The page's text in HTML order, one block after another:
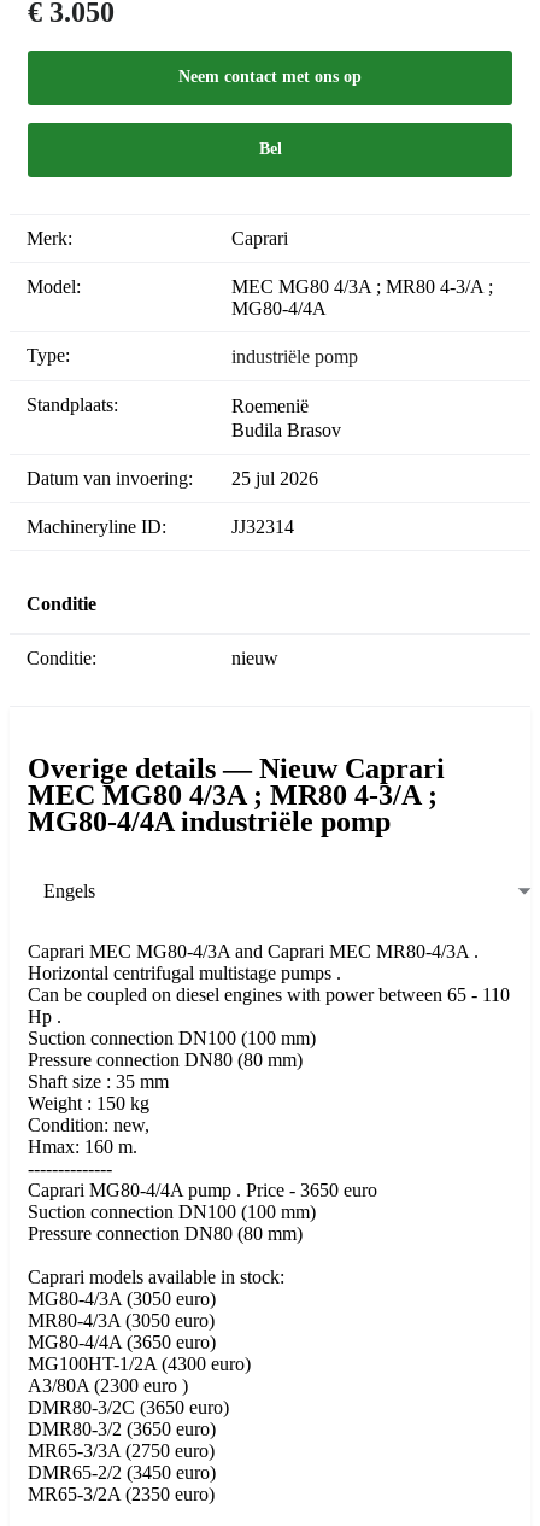
€ 3.050
Neem contact met ons op
Bel
Merk: Caprari
Model:
MEC MG80 4/3A ; MR80 4-3/A ;
MG80-4/4A
Type: industriële pomp
Standplaats:
Roemenië
Budila Brasov
Datum van invoering: 25 jul 2026
Machineryline ID: JJ32314
Conditie
Conditie: nieuw
Overige details — Nieuw Caprari
MEC MG80 4/3A ; MR80 4-3/A ;
MG80-4/4A industriële pomp
Engels
Caprari MEC MG80-4/3A and Caprari MEC MR80-4/3A .
Horizontal centrifugal multistage pumps .
Can be coupled on diesel engines with power between 65 - 110
Hp .
Suction connection DN100 (100 mm)
Pressure connection DN80 (80 mm)
Shaft size : 35 mm
Weight : 150 kg
Condition: new,
Hmax: 160 m.
--------------
Caprari MG80-4/4A pump . Price - 3650 euro
Suction connection DN100 (100 mm)
Pressure connection DN80 (80 mm)
Caprari models available in stock:
MG80-4/3A (3050 euro)
MR80-4/3A (3050 euro)
MG80-4/4A (3650 euro)
MG100HT-1/2A (4300 euro)
A3/80A (2300 euro )
DMR80-3/2C (3650 euro)
DMR80-3/2 (3650 euro)
MR65-3/3A (2750 euro)
DMR65-2/2 (3450 euro)
MR65-3/2A (2350 euro)